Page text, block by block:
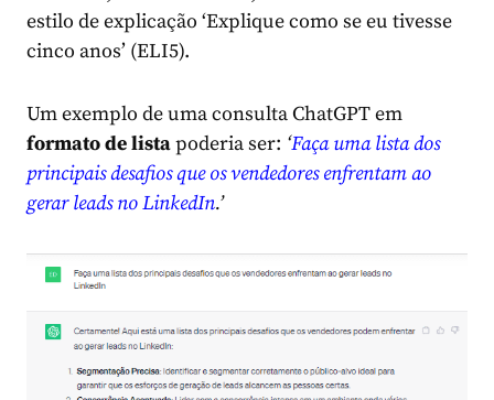
estilo de explicação ‘Explique como se eu tivesse
cinco anos’ (ELI5).
Um exemplo de uma consulta ChatGPT em
formato de listapoderia ser: ‘Faça uma lista dos
principais desafios que os vendedores enfrentam ao
gerar leads no LinkedIn.’